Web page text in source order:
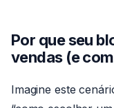
Por que seu
vendas (e
Imagine este